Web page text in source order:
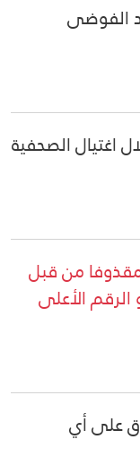
الفوضى
اغتيال الصحفية
سجلنا أمس إطلاق 113 مقذوفا من قبل
الأعلى
على أي